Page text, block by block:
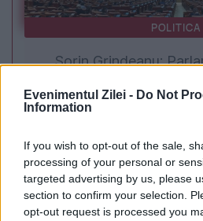
Evenimentul Zilei - Do Not
Information
If you wish to opt-out of the sale,
processing of your personal or
targeted advertising by us, please
section to confirm your selection.
opt-out request is processed you
POLITICA
Sorin Grindeanu:
pierderea a 5,8 miliarde
deblocat 16,7